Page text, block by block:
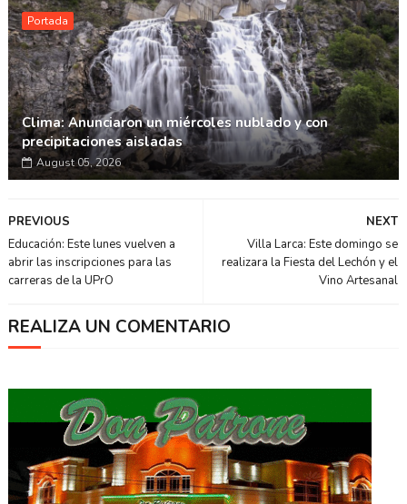
Portada
Clima: Anunciaron un miércoles nublado y con
precipitaciones aisladas
August 05, 2026
NEXT
Villa Larca: Este domingo se
realizara la Fiesta del Lechón y el
Vino Artesanal
PREVIOUS
Educación: Este lunes vuelven a
abrir las inscripciones para las
carreras de la UPrO
REALIZA UN COMENTARIO